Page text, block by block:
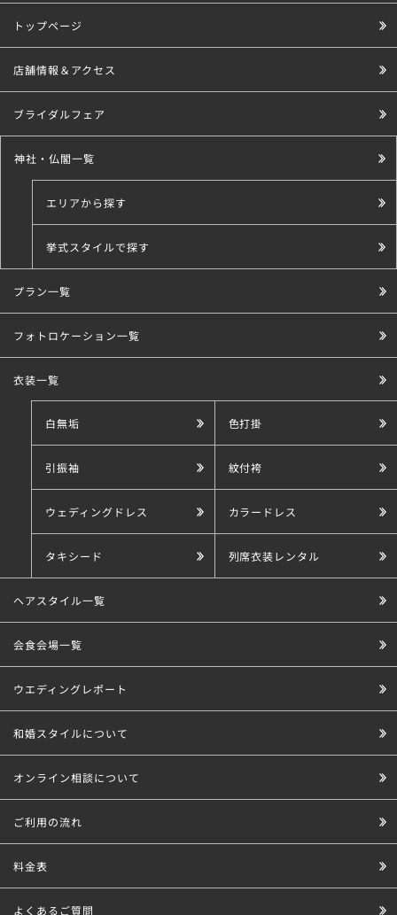
トップページ
店舗情報＆アクセス
ブライダルフェア
神社・仏閣一覧
エリアから探す
挙式スタイルで探す
こだわり条件で探す
プラン一覧
フォトロケーション一覧
衣装一覧
白無垢 色打掛
引振袖 紋付袴
ウェディングドレス カラードレス
タキシード 列席衣装レンタル
ヘアスタイル一覧
会食会場一覧
ウエディングレポート
和婚スタイルについて
オンライン相談について
ご利用の流れ
料金表
よくあるご質問